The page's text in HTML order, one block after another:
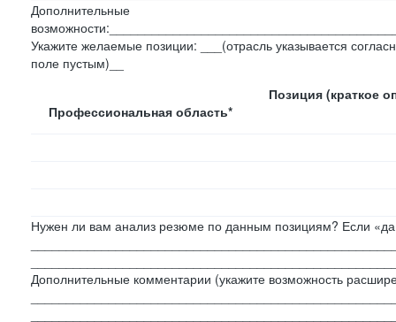
Дополнительные
Укажите желаемые позиции: ___(отрасль указывается
поле пустым)__
Профессиональная область*
Позиция (краткое
Нужен ли вам анализ резюме по данным позициям? Если
Дополнительные комментарии (укажите возможность